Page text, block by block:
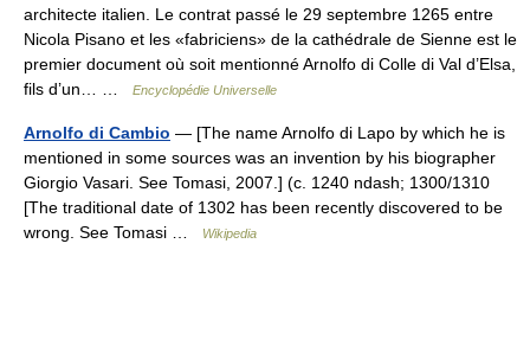
architecte italien. Le contrat passé le 29 septembre 1265 entre
Nicola Pisano et les «fabriciens» de la cathédrale de Sienne est le
premier document où soit mentionné Arnolfo di Colle di Val d’Elsa,
fils d’un… …
Encyclopédie Universelle
Arnolfo di Cambio — [The name Arnolfo di Lapo by which he is
mentioned in some sources was an invention by his biographer
Giorgio Vasari. See Tomasi, 2007.] (c. 1240 ndash; 1300/1310
[The traditional date of 1302 has been recently discovered to be
wrong. See Tomasi …
Wikipedia